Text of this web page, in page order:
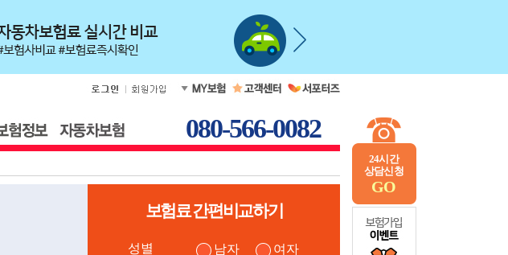
24시간
상담신청
GO
080-566-0082
보험료 간편비교하기
성별 남자 여자